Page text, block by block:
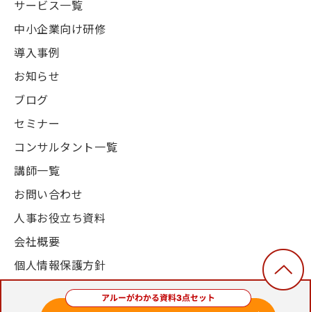
サービス一覧
中小企業向け研修
導入事例
お知らせ
ブログ
セミナー
コンサルタント一覧
講師一覧
お問い合わせ
人事お役立ち資料
会社概要
個人情報保護方針